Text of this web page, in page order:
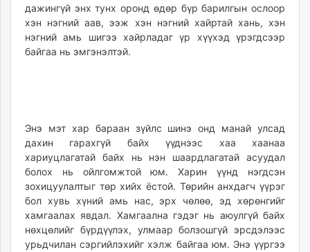
дажингүй энх тунх оронд өдөр бүр барилгын ослоор
хэн нэгний аав, ээж хэн нэгний хайртай хань, хэн
нэгний амь шигээ хайрладаг үр хүүхэд үрэгдсээр
байгаа нь эмгэнэлтэй.
Энэ мэт хар бараан зүйлс шинэ онд манай улсад
дахин гарахгүй байх үүднээс хаа хаанаа
хариуцлагатай байх нь нэн шаардлагатай асуудал
болох нь ойлгомжтой юм. Харин үүнд нэгдсэн
зохицуулалтыг төр хийх ёстой. Төрийн анхдагч үүрэг
бол хувь хүний амь нас, эрх чөлөө, эд хөрөнгийг
хамгаалах явдал. Хамгаална гэдэг нь аюулгүй байх
нөхцөлийг бүрдүүлэх, улмаар болзошгүй эрсдэлээс
урьдчилан сэргийлэхийг хэлж байгаа юм. Энэ үүргээ